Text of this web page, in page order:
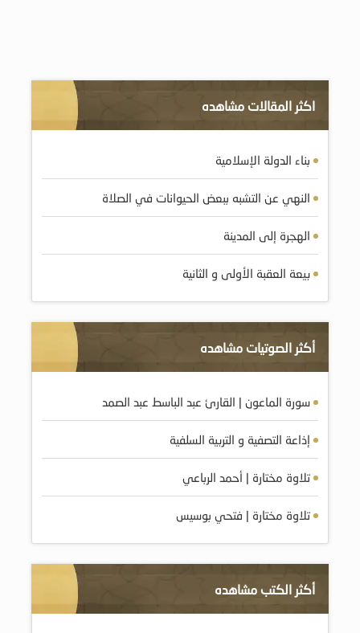
اكثر المقالات مشاهده
بناء الدولة الإسلامية
النهي عن التشبه ببعض الحيوانات في الصلاة
الهجرة إلى المدينة
بيعة العقبة الأولى و الثانية
أكثر الصوتيات مشاهده
سورة الماعون | القارئ عبد الباسط عبد الصمد
إذاعة التصفية و التربية السلفية
تلاوة مختارة | أحمد الرباعي
تلاوة مختارة | فتحي بوسيس
أكثر الكتب مشاهده